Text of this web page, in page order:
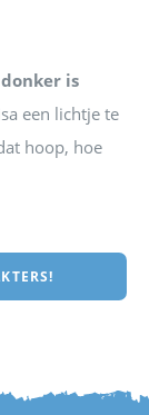
is
een lichtje te
hoop, hoe